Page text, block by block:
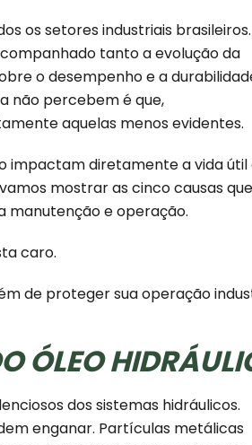
os setores industriais
tanto a evolução da
o desempenho e a
não percebem é que,
aquelas menos evidentes.
impactam diretamente a vida útil
mostrar as cinco causas
manutenção e operação.
caro.
de proteger sua operação
ÓLEO
dos sistemas hidráulicos.
enganar. Partículas metálicas